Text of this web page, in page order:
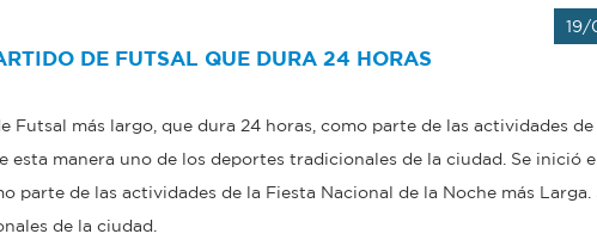
19/
DE FUTSAL QUE DURA 24 HORAS
Futsal más largo, que dura 24 horas, como parte de las actividades de
esta manera uno de los deportes tradicionales de la ciudad. Se inició
parte de las actividades de la Fiesta Nacional de la Noche más Larga.
de la ciudad.